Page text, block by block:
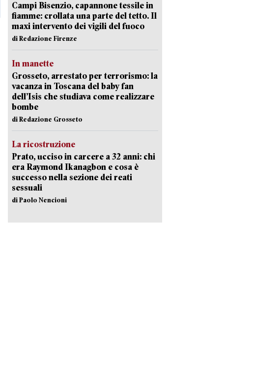
Campi Bisenzio, capannone tessile in
fiamme: crollata una parte del tetto. Il
maxi intervento dei vigili del fuoco
di Redazione Firenze
In manette
Grosseto, arrestato per terrorismo: la
vacanza in Toscana del baby fan
dell’Isis che studiava come realizzare
bombe
di Redazione Grosseto
La ricostruzione
Prato, ucciso in carcere a 32 anni: chi
era Raymond Ikanagbon e cosa è
successo nella sezione dei reati
sessuali
di Paolo Nencioni